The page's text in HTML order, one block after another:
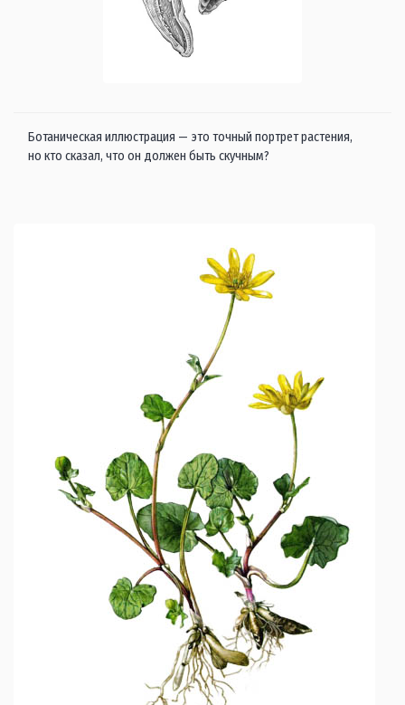
Ботаническая иллюстрация — это точный портрет растения,
но кто сказал, что он должен быть скучным?